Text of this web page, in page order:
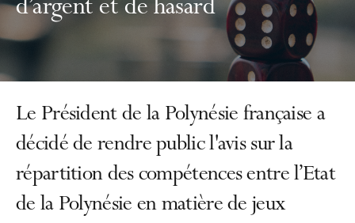
d’argent et de hasard
Le Président de la Polynésie française a
décidé de rendre public l'avis sur la
répartition des compétences entre l’Etat
de la Polynésie en matière de jeux